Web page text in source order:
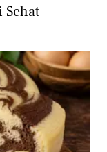
Sehat